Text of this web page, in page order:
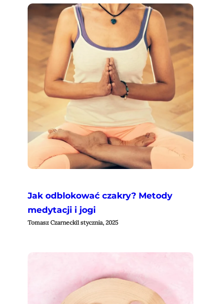
Jak odblokować czakry? Metody
medytacji i jogi
Tomasz Czarnecki1 stycznia, 2025